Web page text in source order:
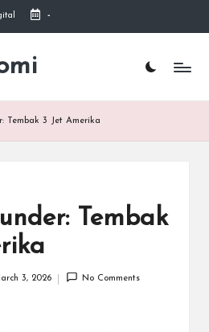
-
Tembak 3 Jet Amerika
Tembak
3, 2026 No Comments